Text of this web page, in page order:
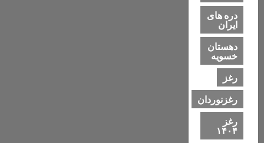
دره های
ایران
دهستان
خسویه
رغز
رغزنوردان
رغز
۱۴۰۴